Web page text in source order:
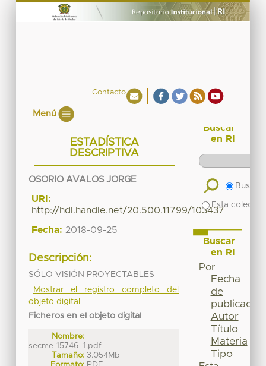
Contacto
Menú
ESTADÍSTICA
DESCRIPTIVA
OSORIO AVALOS JORGE
URI:
http://hdl.handle.net/20.500.11799/103437
Fecha: 2018-09-25
Descripción:
SÓLO VISIÓN PROYECTABLES
Mostrar el registro completo del
objeto digital
Ficheros en el objeto digital
Nombre:
secme-15746_1.pdf
Tamaño: 3.054Mb
Buscar
en RI
Buscar
Esta
Buscar
en RI
Por
Fecha
de
publicación
Autor
Título
Materia
Tipo